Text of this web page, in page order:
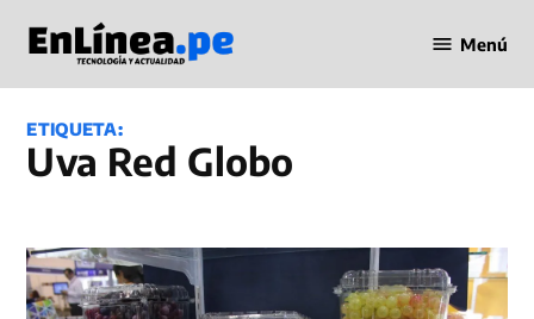
contenido
en Línea
Menú
ETIQUETA:
uva Red Globo